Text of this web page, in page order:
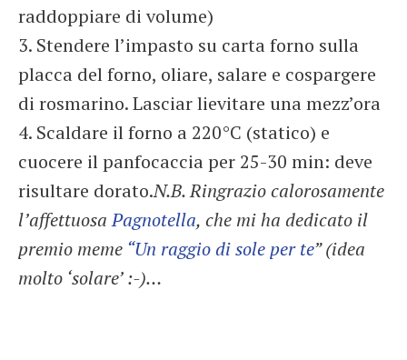
raddoppiare di volume)
3. Stendere l’impasto su carta forno sulla
placca del forno, oliare, salare e cospargere
di rosmarino. Lasciar lievitare una mezz’ora
4. Scaldare il forno a 220°C (statico) e
cuocere il panfocaccia per 25-30 min: deve
risultare dorato.N.B. Ringrazio calorosamente
l’affettuosaPagnotella, che mi ha dedicato il
premio meme “Un raggio di sole per te” (idea
molto ‘solare’ :-)…